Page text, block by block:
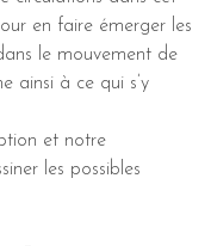
en faire émerger les
le mouvement de
ainsi à ce qui s’y
et notre
les possibles